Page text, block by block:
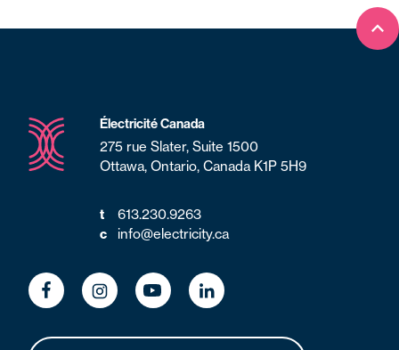
Électricité Canada
275 rue Slater, Suite 1500
Ottawa, Ontario, Canada K1P 5H9
t
613.230.9263
c
info@electricity.ca